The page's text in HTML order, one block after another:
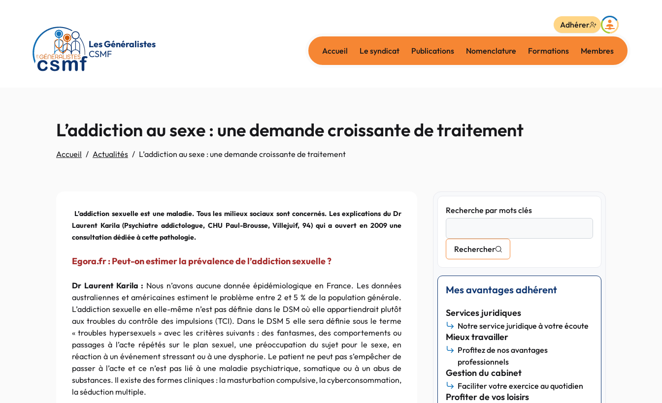
Les Généralistes
CSMF
Accueil Le syndicat Publications Nomenclature Formations Membres
Adhérer
L’addiction au sexe : une demande croissante de traitement
Accueil Actualités L’addiction au sexe : une demande croissante de traitement
L’addiction sexuelle est une maladie. Tous les milieux sociaux sont concernés. Les explications du Dr
Laurent Karila (Psychiatre addictologue, CHU Paul-Brousse, Villejuif, 94) qui a ouvert en 2009 une
consultation dédiée à cette pathologie.
Egora.fr : Peut-on estimer la prévalence de l’addiction sexuelle ?
Dr Laurent Karila : Nous n’avons aucune donnée épidémiologique en France. Les données
australiennes et américaines estiment le problème entre 2 et 5 % de la population générale.
L’addiction sexuelle en elle-même n’est pas définie dans le DSM où elle appartiendrait plutôt
aux troubles du contrôle des impulsions (TCI). Dans le DSM 5 elle sera définie sous le terme
« troubles hypersexuels » avec les critères suivants : des fantasmes, des comportements ou
passages à l’acte répétés sur le plan sexuel, une préoccupation du sujet pour le sexe, en
réaction à un événement stressant ou à une dysphorie. Le patient ne peut pas s’empêcher de
passer à l’acte et ce n’est pas lié à une maladie psychiatrique, somatique ou à un abus de
substances. Il existe des formes cliniques : la masturbation compulsive, la cyberconsommation,
la séduction multiple.
Recherche par mots clés
Rechercher
Mes avantages adhérent
Services juridiques
Notre service juridique à votre écoute
Mieux travailler
Profitez de nos avantages
professionnels
Gestion du cabinet
Faciliter votre exercice au quotidien
Profiter de vos loisirs